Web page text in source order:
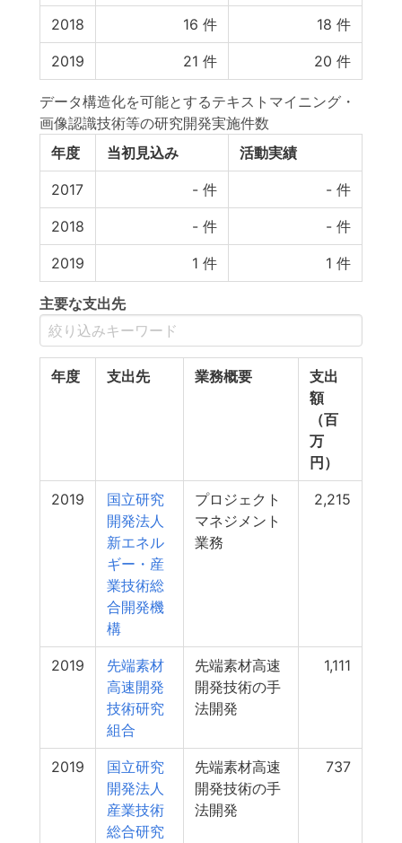
2018 16 件 18 件
2019 21 件 20 件
データ構造化を可能とするテキストマイニング・
画像認識技術等の研究開発実施件数
年度
当初見込み 活動実績
2017 - 件 - 件
2018 - 件 - 件
2019 1 件 1 件
主要な支出先
年度 支出先 業務概要
支出
額
（百
万
円）
2019
国立研究
開発法人
新エネル
ギー・産
業技術総
合開発機
構
プロジェクト
マネジメント
業務
2,215
2019
先端素材
高速開発
技術研究
組合
先端素材高速
開発技術の手
法開発
1,111
2019
国立研究
開発法人
産業技術
総合研究
先端素材高速
開発技術の手
法開発
737